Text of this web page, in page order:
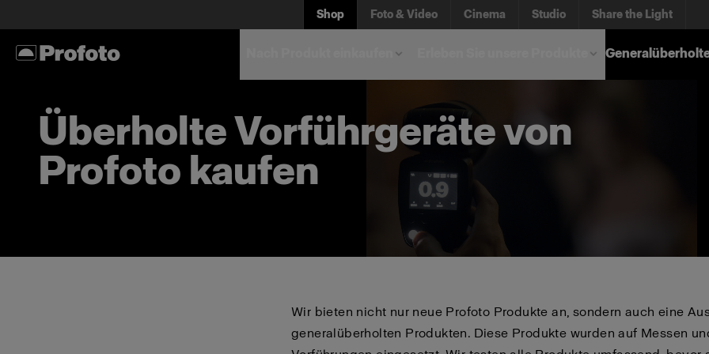
Shop Foto & Video Cinema Studio Share the Light
Überholte Vorführgeräte von
Profoto kaufen
Wir bieten nicht nur neue Profoto Produkte an, sondern auch eine
generalüberholten Produkten. Diese Produkte wurden auf Messen